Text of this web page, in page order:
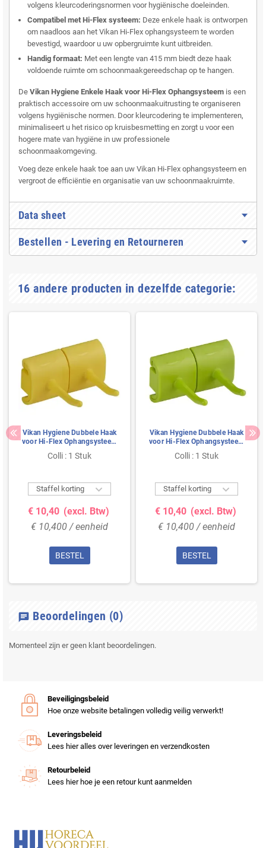
volgens kleurcoderingsnormen voor hygiënische doeleinden.
Compatibel met Hi-Flex systeem: Deze enkele haak is ontworpen
om naadloos aan het Vikan Hi-Flex ophangsysteem te worden
bevestigd, waardoor u uw opbergruimte kunt uitbreiden.
Handig formaat: Met een lengte van 415 mm biedt deze haak
voldoende ruimte om schoonmaakgereedschap op te hangen.
De Vikan Hygiene Enkele Haak voor Hi-Flex Ophangsysteem is een
praktisch accessoire om uw schoonmaakuitrusting te organiseren
volgens hygiënische normen. Door kleurcodering te implementeren,
minimaliseert u het risico op kruisbesmetting en zorgt u voor een
hogere mate van hygiëne in uw professionele
schoonmaakomgeving.
Voeg deze enkele haak toe aan uw Vikan Hi-Flex ophangsysteem en
vergroot de efficiëntie en organisatie van uw schoonmaakruimte.
Data sheet
Bestellen - Levering en Retourneren
16 andere producten in dezelfde categorie:
Vikan Hygiene Dubbele Haak
voor Hi-Flex Ophangsysteem
- Geel - 83mm
Colli : 1 Stuk
Staffel korting 
€ 10,40 (excl. Btw)
€ 10,400 / eenheid
BESTEL
Vikan Hygiene Dubbele Haak
voor Hi-Flex Ophangsysteem
- Limoen - 83mm
Colli : 1 Stuk
Staffel korting 
€ 10,40 (excl. Btw)
€ 10,400 / eenheid
BESTEL
chat Beoordelingen (0)
Momenteel zijn er geen klant beoordelingen.
Beveiligingsbeleid
Hoe onze website betalingen volledig veilig verwerkt!
Leveringsbeleid
Lees hier alles over leveringen en verzendkosten
Retourbeleid
Lees hier hoe je een retour kunt aanmelden